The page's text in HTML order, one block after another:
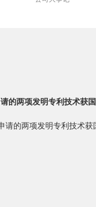
的两项发明专利技术获
请的两项发明专利技术